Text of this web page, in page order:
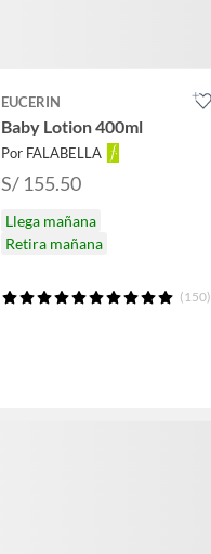
EUCERIN
Baby Lotion 400ml
Por FALABELLA
S/ 155.50
Llega mañana
Retira mañana
(150)